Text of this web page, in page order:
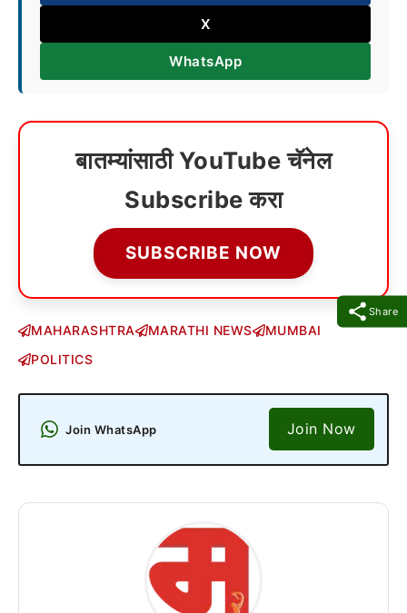
Share
X
WhatsApp
बातम्यांसाठी YouTube चॅनेल
Subscribe करा
SUBSCRIBE NOW
MAHARASHTRA MARATHI NEWS
MUMBAI
POLITICS
Join WhatsApp Join Now